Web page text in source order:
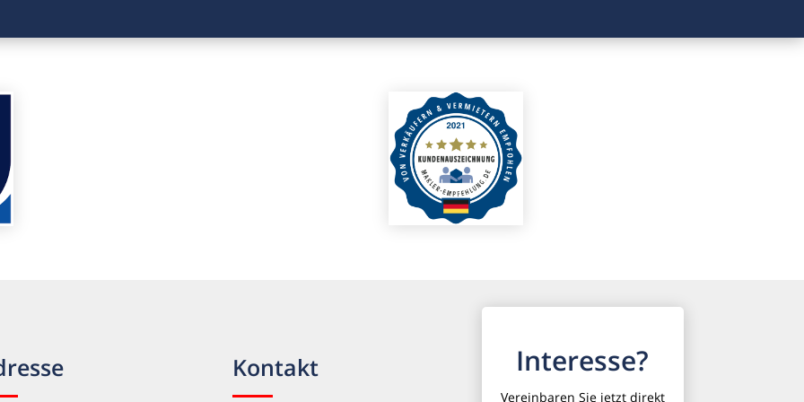
Kontakt Interesse?
Vereinbaren Sie jetzt direkt